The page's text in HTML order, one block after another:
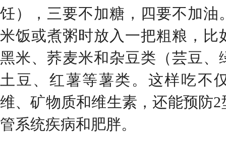
饪），三要不加糖，四要不加油
米饭或煮粥时放入一把粗粮，比
黑米、荞麦米和杂豆类（芸豆、
土豆、红薯等薯类。这样吃不
维、矿物质和维生素，还能预防
管系统疾病和肥胖。